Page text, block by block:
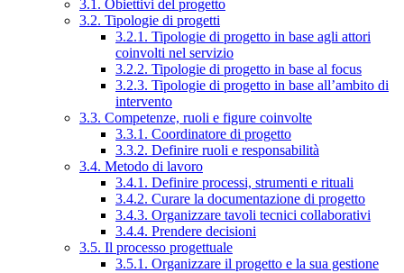
3.1. Obiettivi del progetto
3.2. Tipologie di progetti
3.2.1. Tipologie di progetto in base agli attori
coinvolti nel servizio
3.2.2. Tipologie di progetto in base al focus
3.2.3. Tipologie di progetto in base all’ambito di
intervento
3.3. Competenze, ruoli e figure coinvolte
3.3.1. Coordinatore di progetto
3.3.2. Definire ruoli e responsabilità
3.4. Metodo di lavoro
3.4.1. Definire processi, strumenti e rituali
3.4.2. Curare la documentazione di progetto
3.4.3. Organizzare tavoli tecnici collaborativi
3.4.4. Prendere decisioni
3.5. Il processo progettuale
3.5.1. Organizzare il progetto e la sua gestione